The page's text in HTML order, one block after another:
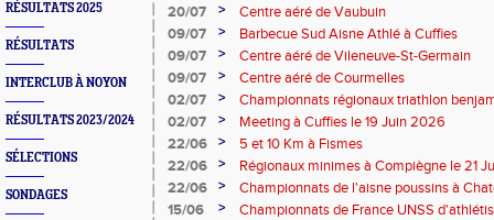
RÉSULTATS 2025
RÉSULTATS
INTERCLUB À NOYON
RÉSULTATS 2023/2024
SÉLECTIONS
SONDAGES
20/07
>
Centre aéré de Vaubuin
09/07
>
Barbecue Sud Aisne Athlé à Cuffies
09/07
>
Centre aéré de Vileneuve-St-Germain
09/07
>
Centre aéré de Courmelles
02/07
>
Championnats régionaux triathlon
2026
02/07 >
Meeting à Cuffies le 19 Juin 2026
22/06
>
5 et 10 Km à Fismes
22/06
>
Régionaux minimes à Compiègne le 21
22/06
>
Championnats de l'aisne poussins à
2026
15/06 >
Championnats de France UNSS